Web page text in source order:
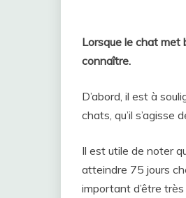
Lorsque le chat met
connaître.
D’abord, il est à
chats, qu’il s’agisse
Il est utile de noter
atteindre 75 jours
important d’être